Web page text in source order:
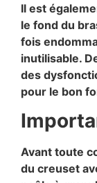
Il est
le fond du
fois
inutilisable.
des
pour le bon
Avant toute
du creuset